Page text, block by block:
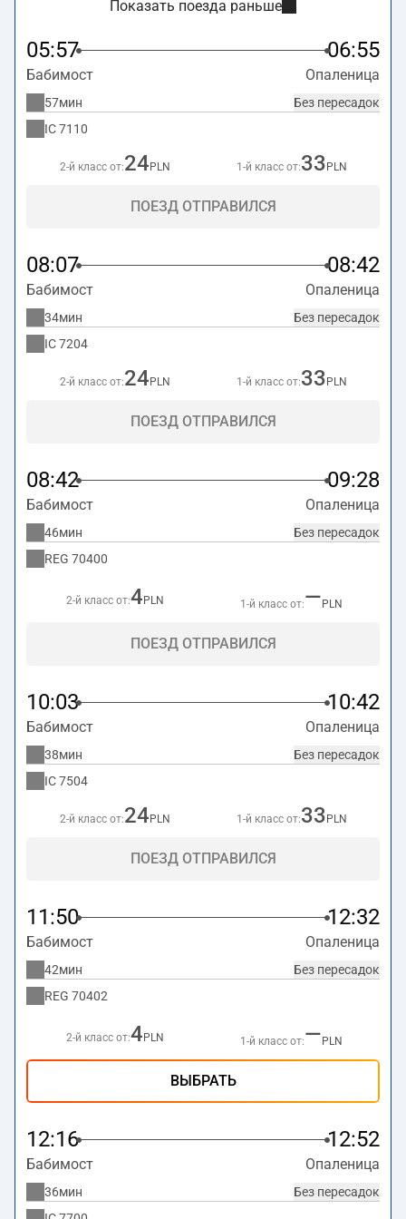
Показать поезда раньше
05:57 06:55
Бабимост Опаленица
Без пересадок
57мин
IC7110
2-й класс от:24 PLN 1-й класс от:33 PLN
ПОЕЗД ОТПРАВИЛСЯ
08:07 08:42
Бабимост Опаленица
Без пересадок
34мин
IC7204
2-й класс от:24 PLN 1-й класс от:33 PLN
ПОЕЗД ОТПРАВИЛСЯ
08:42 09:28
Бабимост Опаленица
Без пересадок
46мин
REG 70400
2-й класс от:4 PLN 1-й класс от:— PLN
ПОЕЗД ОТПРАВИЛСЯ
10:03 10:42
Бабимост Опаленица
Без пересадок
38мин
IC7504
2-й класс от:24 PLN 1-й класс от:33 PLN
ПОЕЗД ОТПРАВИЛСЯ
11:50 12:32
Бабимост Опаленица
Без пересадок
42мин
REG 70402
2-й класс от:4 PLN 1-й класс от:— PLN
ВЫБРАТЬ
12:16 12:52
Бабимост Опаленица
Без пересадок
36мин